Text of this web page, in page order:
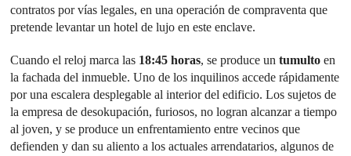
contratos por vías legales, en una operación de compraventa que
pretende levantar un hotel de lujo en este enclave.
Cuando el reloj marca las 18:45 horas, se produce untumulto en
la fachada del inmueble. Uno de los inquilinos accede rápidamente
por una escalera desplegable al interior del edificio. Los sujetos de
la empresa de desokupación, furiosos, no logran alcanzar a tiempo
al joven, y se produce un enfrentamiento entre vecinos que
defienden y dan su aliento a los actuales arrendatarios, algunos de